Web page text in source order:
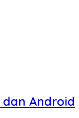
dan Android